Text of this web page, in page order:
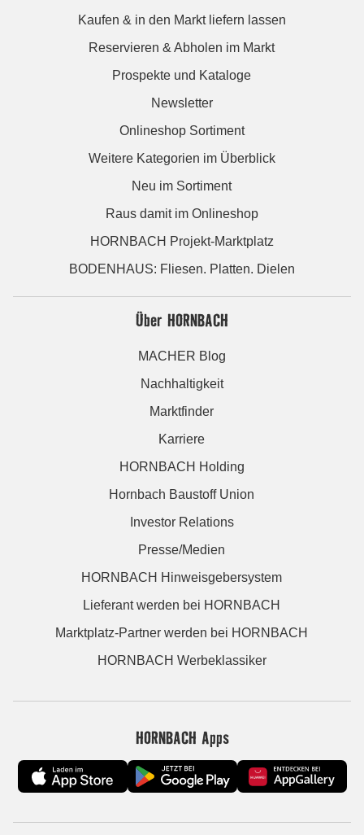
Kaufen & in den Markt liefern lassen
Reservieren & Abholen im Markt
Prospekte und Kataloge
Newsletter
Onlineshop Sortiment
Weitere Kategorien im Überblick
Neu im Sortiment
Raus damit im Onlineshop
HORNBACH Projekt-Marktplatz
BODENHAUS: Fliesen. Platten. Dielen
Über HORNBACH
MACHER Blog
Nachhaltigkeit
Marktfinder
Karriere
HORNBACH Holding
Hornbach Baustoff Union
Investor Relations
Presse/Medien
HORNBACH Hinweisgebersystem
Lieferant werden bei HORNBACH
Marktplatz-Partner werden bei HORNBACH
HORNBACH Werbeklassiker
HORNBACH Apps